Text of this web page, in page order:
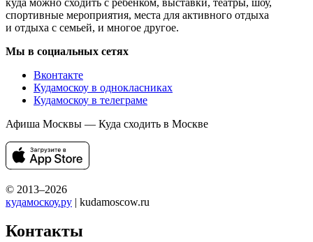
спортивные мероприятия, места для активного отдыха
и отдыха с семьей, и многое другое.
Мы в социальных сетях
Вконтакте
Кудамоскоу в однокласниках
Кудамоскоу в телеграме
Афиша Москвы — Куда сходить в Москве
© 2013–2026
кудамоскоу.ру | kudamoscow.ru
Контакты